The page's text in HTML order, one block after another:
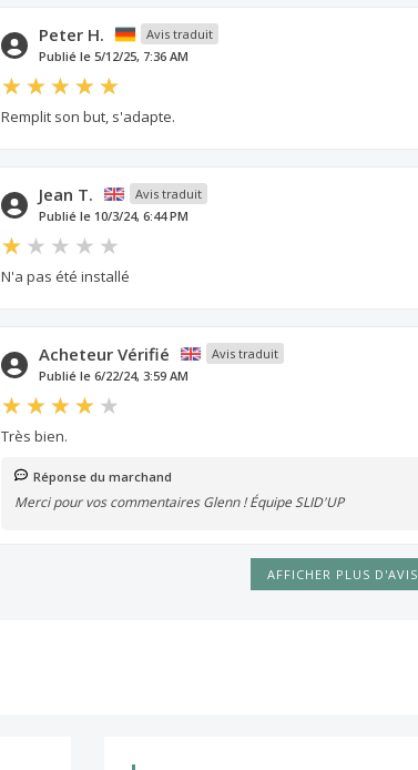
Peter H.
Avis traduit
Publié le 5/12/25, 7:36 AM
Remplit son but, s'adapte.
Jean T.
Avis traduit
Publié le 10/3/24, 6:44 PM
N'a pas été installé
Acheteur Vérifié
Avis traduit
Publié le 6/22/24, 3:59 AM
Très bien.
Réponse du marchand
Merci pour vos commentaires Glenn ! Équipe SLID'UP
AFFICHER PLUS D'AVIS